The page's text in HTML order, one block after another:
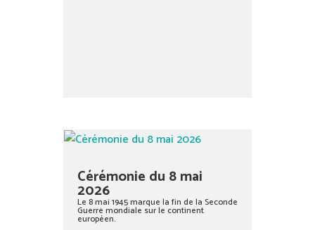
Cérémonie du 8 mai
2026
Le 8 mai 1945 marque la fin de la Seconde
Guerre mondiale sur le continent
européen.